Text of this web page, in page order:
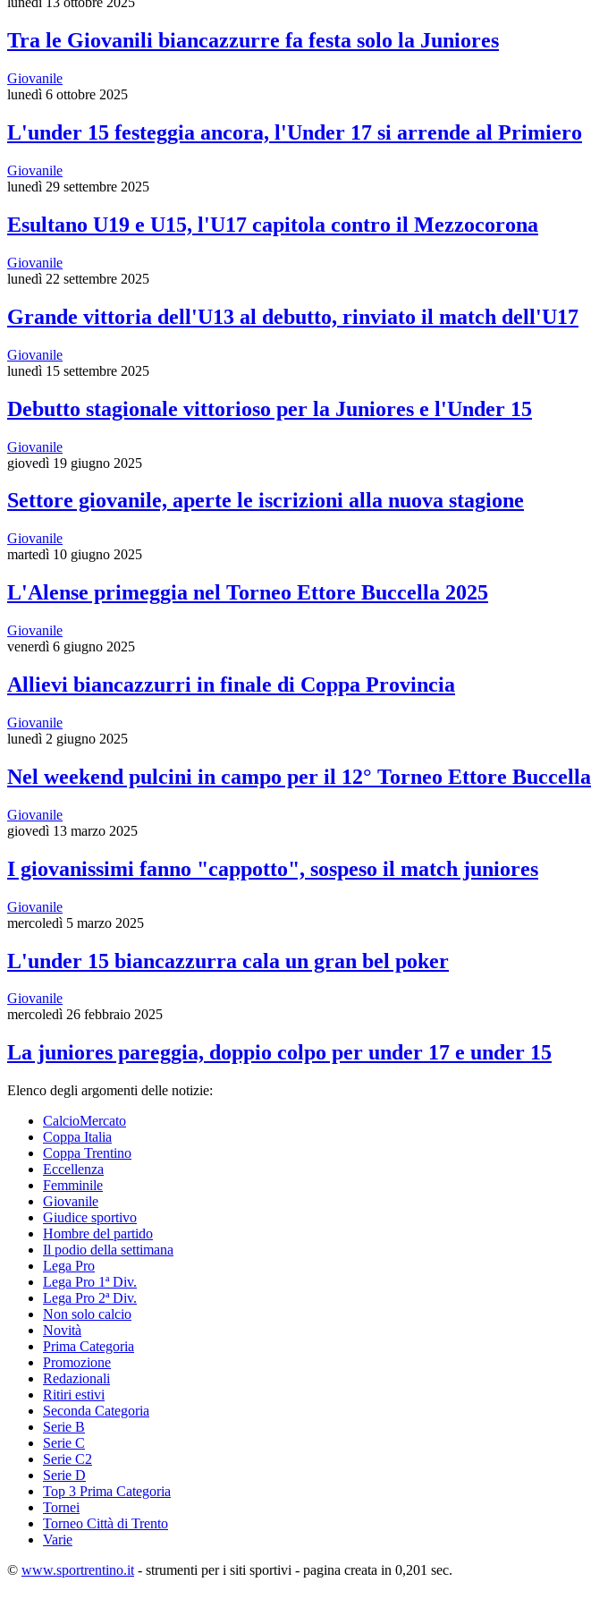
Tra le Giovanili biancazzurre fa festa solo la Juniores
Giovanile
lunedì 6 ottobre 2025
L'under 15 festeggia ancora, l'Under 17 si arrende al Primiero
Giovanile
lunedì 29 settembre 2025
Esultano U19 e U15, l'U17 capitola contro il Mezzocorona
Giovanile
lunedì 22 settembre 2025
Grande vittoria dell'U13 al debutto, rinviato il match dell'U17
Giovanile
lunedì 15 settembre 2025
Debutto stagionale vittorioso per la Juniores e l'Under 15
Giovanile
giovedì 19 giugno 2025
Settore giovanile, aperte le iscrizioni alla nuova stagione
Giovanile
martedì 10 giugno 2025
L'Alense primeggia nel Torneo Ettore Buccella 2025
Giovanile
venerdì 6 giugno 2025
Allievi biancazzurri in finale di Coppa Provincia
Giovanile
lunedì 2 giugno 2025
Nel weekend pulcini in campo per il 12° Torneo Ettore Buccella
Giovanile
giovedì 13 marzo 2025
I giovanissimi fanno "cappotto", sospeso il match juniores
Giovanile
mercoledì 5 marzo 2025
L'under 15 biancazzurra cala un gran bel poker
Giovanile
mercoledì 26 febbraio 2025
La juniores pareggia, doppio colpo per under 17 e under 15
Elenco degli argomenti delle notizie:
CalcioMercato
Coppa Italia
Coppa Trentino
Eccellenza
Femminile
Giovanile
Giudice sportivo
Hombre del partido
Il podio della settimana
Lega Pro
Lega Pro 1ª Div.
Lega Pro 2ª Div.
Non solo calcio
Novità
Prima Categoria
Promozione
Redazionali
Ritiri estivi
Seconda Categoria
Serie B
Serie C
Serie C2
Serie D
Top 3 Prima Categoria
Tornei
Torneo Città di Trento
Varie
© www.sportrentino.it - strumenti per i siti sportivi - pagina creata in 0,201 sec.